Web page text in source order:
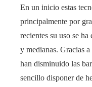
En un inicio estas
principalmente por
recientes su uso se
y medianas. Gracias
han disminuido las
sencillo disponer de